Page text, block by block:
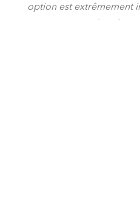
option est extrêmement